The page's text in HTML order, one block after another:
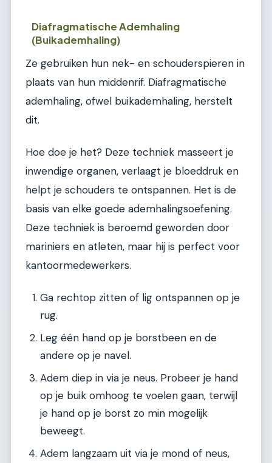
Diafragmatische Ademhaling
(Buikademhaling)
Ze gebruiken hun nek- en schouderspieren in
plaats van hun middenrif. Diafragmatische
ademhaling, ofwel buikademhaling, herstelt
dit.
Hoe doe je het? Deze techniek masseert je
inwendige organen, verlaagt je bloeddruk en
helpt je schouders te ontspannen. Het is de
basis van elke goede ademhalingsoefening.
Deze techniek is beroemd geworden door
mariniers en atleten, maar hij is perfect voor
kantoormedewerkers.
Ga rechtop zitten of lig ontspannen op je
rug.
Leg één hand op je borstbeen en de
andere op je navel.
Adem diep in via je neus. Probeer je hand
op je buik omhoog te voelen gaan, terwijl
je hand op je borst zo min mogelijk
beweegt.
Adem langzaam uit via je mond of neus,